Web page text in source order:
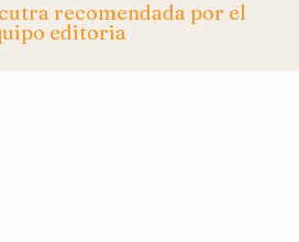
recomendada por el
editoria